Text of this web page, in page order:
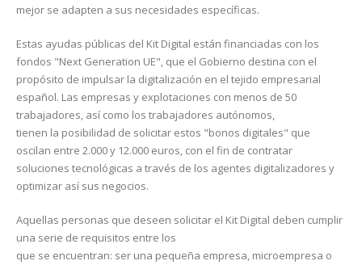
mejor se adapten a sus necesidades específicas.
Estas ayudas públicas del Kit Digital están financiadas con los
fondos "Next Generation UE", que el Gobierno destina con el
propósito de impulsar la digitalización en el tejido empresarial
español. Las empresas y explotaciones con menos de 50
trabajadores, así como los trabajadores autónomos,
tienen la posibilidad de solicitar estos "bonos digitales" que
oscilan entre 2.000 y 12.000 euros, con el fin de contratar
soluciones tecnológicas a través de los agentes digitalizadores y
optimizar así sus negocios.
Aquellas personas que deseen solicitar el Kit Digital deben cumplir
una serie de requisitos entre los
que se encuentran: ser una pequeña empresa, microempresa o